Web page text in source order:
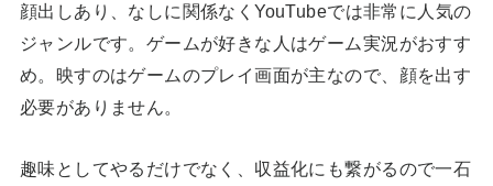
顔出しあり、なしに関係なくYouTubeでは非常に人気の
ジャンルです。ゲームが好きな人はゲーム実況がおすす
め。映すのはゲームのプレイ画面が主なので、顔を出す
必要がありません。
趣味としてやるだけでなく、収益化にも繋がるので一石